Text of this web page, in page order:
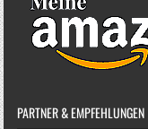
PARTNER & EMPFEHLUNGEN